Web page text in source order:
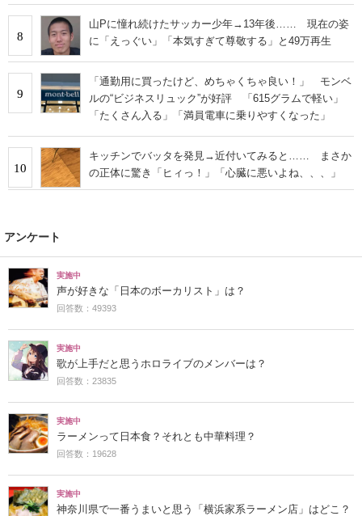
8
山Pに憧れ続けたサッカー少年→13年後…… 現在の姿
に「えっぐい」「本気すぎて尊敬する」と49万再生
9
「通勤用に買ったけど、めちゃくちゃ良い！」 モンベ
ルの“ビジネスリュック”が好評 「615グラムで軽い」
「たくさん入る」「満員電車に乗りやすくなった」
10
キッチンでバッタを発見→近付いてみると…… まさか
の正体に驚き「ヒィっ！」「心臓に悪いよね、、、」
アンケート
実施中
声が好きな「日本のボーカリスト」は？
回答数：49393
実施中
歌が上手だと思うホロライブのメンバーは？
回答数：23835
実施中
ラーメンって日本食？それとも中華料理？
回答数：19628
実施中
神奈川県で一番うまいと思う「横浜家系ラーメン店」はどこ？